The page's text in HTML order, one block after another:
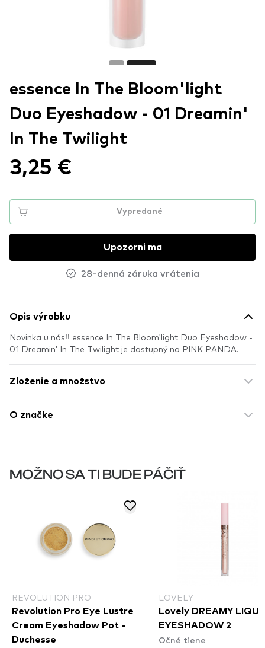
essence In The Bloom'light
Duo Eyeshadow - 01 Dreamin'
In The Twilight
3,25 €
Vypredané
Upozorni ma
28-denná záruka vrátenia
Opis výrobku
Novinka u nás!! essence In The Bloom'light Duo Eyeshadow -
01 Dreamin' In The Twilight je dostupný na PINK PANDA.
Zloženie a množstvo
O značke
MOŽNO SA TI BUDE PÁČIŤ
REVOLUTION PRO
Revolution Pro Eye Lustre
Cream Eyeshadow Pot -
Duchesse
LOVELY
Lovely DREAMY
EYESHADOW 2
Očné tiene